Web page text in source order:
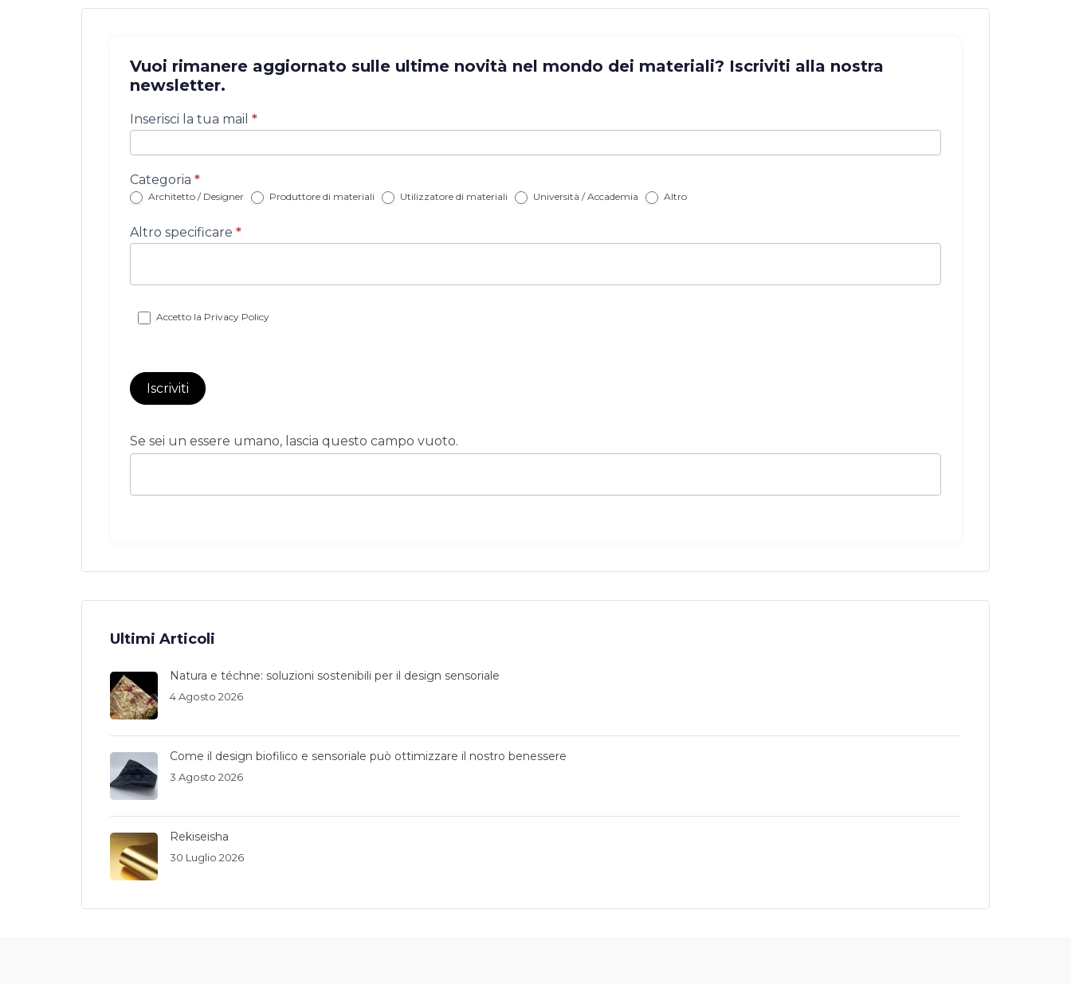
Vuoi rimanere aggiornato sulle ultime novità nel mondo dei materiali? Iscriviti alla nostra
newsletter.
Iscrizione
newsletter
con
Inserisci la tua mail *
Categoria *
Architetto / Designer Produttore di materiali Utilizzatore di materiali Università / Accademia Altro
Altro specificare *
Accetto la Privacy Policy
Iscriviti
Se sei un essere umano, lascia questo campo vuoto.
Ultimi Articoli
Natura e téchne: soluzioni sostenibili per il design sensoriale
4 Agosto 2026
Come il design biofilico e sensoriale può ottimizzare il nostro benessere
3 Agosto 2026
Rekiseisha
30 Luglio 2026